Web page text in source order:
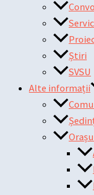
Știri
SVSU
Alte informații